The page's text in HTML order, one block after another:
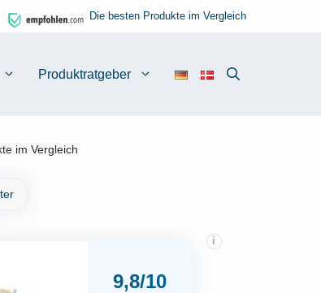
Die besten Produkte im Vergleich
Produktratgeber
im Vergleich
9,8/10
i